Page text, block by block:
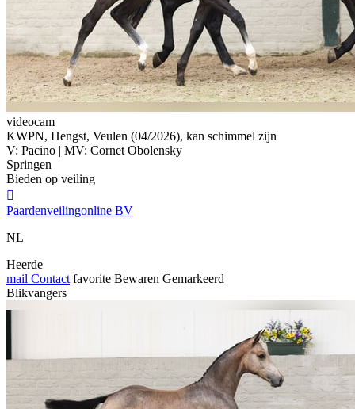
videocam
KWPN, Hengst, Veulen (04/2026), kan schimmel zijn
V: Pacino | MV: Cornet Obolensky
Springen
Bieden op veiling

Paardenveilingonline BV
NL
Heerde
mail Contact favorite Bewaren Gemarkeerd
Blikvangers